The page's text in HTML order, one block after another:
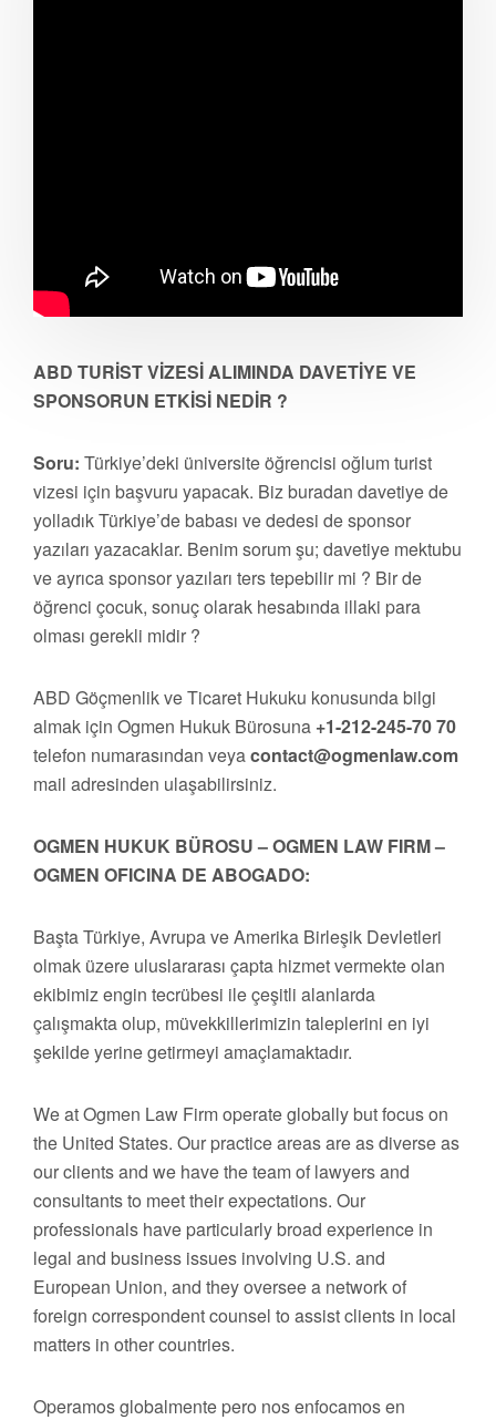
ABD TURİST VİZESİ ALIMINDA DAVETİYE VE
SPONSORUN ETKİSİ NEDİR ?
Soru: Türkiye’deki üniversite öğrencisi oğlum turist
vizesi için başvuru yapacak. Biz buradan davetiye de
yolladık Türkiye’de babası ve dedesi de sponsor
yazıları yazacaklar. Benim sorum şu; davetiye mektubu
ve ayrıca sponsor yazıları ters tepebilir mi ? Bir de
öğrenci çocuk, sonuç olarak hesabında illaki para
olması gerekli midir ?
ABD Göçmenlik ve Ticaret Hukuku konusunda bilgi
almak için Ogmen Hukuk Bürosuna +1-212-245-70 70
telefon numarasından veyacontact@ogmenlaw.com
mail adresinden ulaşabilirsiniz.
OGMEN HUKUK BÜROSU – OGMEN LAW FIRM –
OGMEN OFICINA DE ABOGADO:
Başta Türkiye, Avrupa ve Amerika Birleşik Devletleri
olmak üzere uluslararası çapta hizmet vermekte olan
ekibimiz engin tecrübesi ile çeşitli alanlarda
çalışmakta olup, müvekkillerimizin taleplerini en iyi
şekilde yerine getirmeyi amaçlamaktadır.
We at Ogmen Law Firm operate globally but focus on
the United States. Our practice areas are as diverse as
our clients and we have the team of lawyers and
consultants to meet their expectations. Our
professionals have particularly broad experience in
legal and business issues involving U.S. and
European Union, and they oversee a network of
foreign correspondent counsel to assist clients in local
matters in other countries.
Operamos globalmente pero nos enfocamos en